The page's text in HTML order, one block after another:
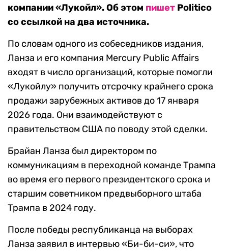
компании «Лукойл». Об этом пишет Politico
со ссылкой на два источника.
По словам одного из собеседников издания,
Ланза и его компания Mercury Public Affairs
входят в число организаций, которые помогли
«Лукойлу» получить отсрочку крайнего срока
продажи зарубежных активов до 17 января
2026 года. Они взаимодействуют с
правительством США по поводу этой сделки.
Брайан Ланза был директором по
коммуникациям в переходной команде Трампа
во время его первого президентского срока и
старшим советником предвыборного штаба
Трампа в 2024 году.
После победы республиканца на выборах
Ланза заявил в интервью «Би-би-си», что